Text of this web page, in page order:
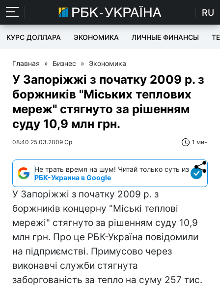
RU
КУРС ДОЛЛАРА ЭКОНОМИКА ЛИЧНЫЕ ФИНАНСЫ
Главная » Бизнес » Экономика
У Запоріжжі з початку 2009 р. з
боржників "Міських теплових
мереж" стягнуто за рішенням
суду 10,9 млн грн.
08:40 25.03.2009 Ср 1 мин
Не трать время на шум! Читай только суть из
РБК-Украина в Google
У Запоріжжі з початку 2009 р. з
боржників концерну "Міські теплові
мережі" стягнуто за рішенням суду 10,9
млн грн. Про це РБК-Україна повідомили
на підприємстві. Примусово через
виконавчі служби стягнута
заборгованість за тепло на суму 257 тис.